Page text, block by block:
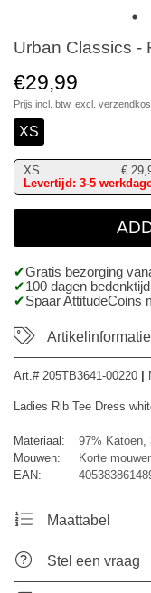
Urban Classics -
€29,99
Prijs incl. btw, excl.
XS
XS €
Levertijd: 3-5
Gratis bezorging
100 dagen
Spaar AttitudeCoins
Artikelinformatie
Art.# 205TB3641-00220
Ladies Rib Tee Dress
Materiaal:
97% Katoen,
Mouwen:
Korte
EAN:
Maattabel
Stel een vraag